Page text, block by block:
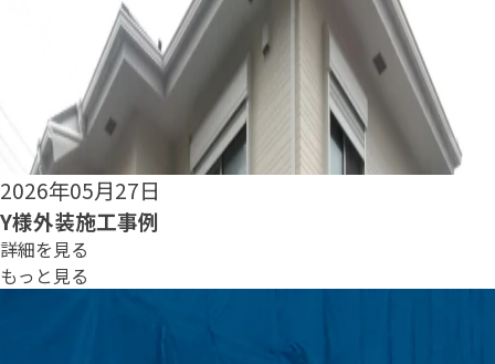
2026年05月25日
S様外装施工事例
詳細を見る
もっと見る